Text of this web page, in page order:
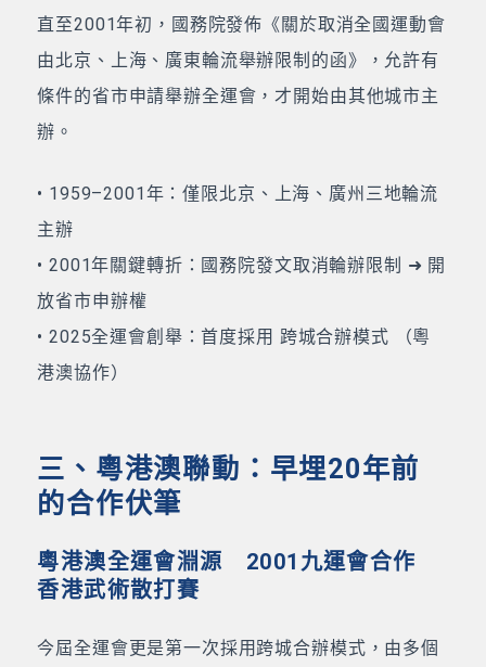
直至2001年初，國務院發佈《關於取消全國運動會
由北京、上海、廣東輪流舉辦限制的函》，允許有
條件的省市申請舉辦全運會，才開始由其他城市主
辦。
• 1959–2001年：僅限北京、上海、廣州三地輪流
主辦
• 2001年關鍵轉折：國務院發文取消輪辦限制 ➜ 開
放省市申辦權
• 2025全運會創舉：首度採用 跨城合辦模式 （粵
港澳協作）
三、粵港澳聯動：早埋20年前
的合作伏筆
粵港澳全運會淵源 2001九運會合作
香港武術散打賽
今屆全運會更是第一次採用跨城合辦模式，由多個